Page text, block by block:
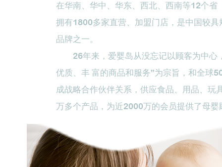
在华南、华中、华东、西北、西南等12个省
拥有1800多家直营、加盟门店，是中国较
品牌之一。
26年来，爱婴岛从没忘记以顾客为中心
优质、丰 富的商品和服务”为宗旨，和全球
成战略合作伙伴关系，供应食品、用品、玩
万多个产品，为近2000万的会员提供了母